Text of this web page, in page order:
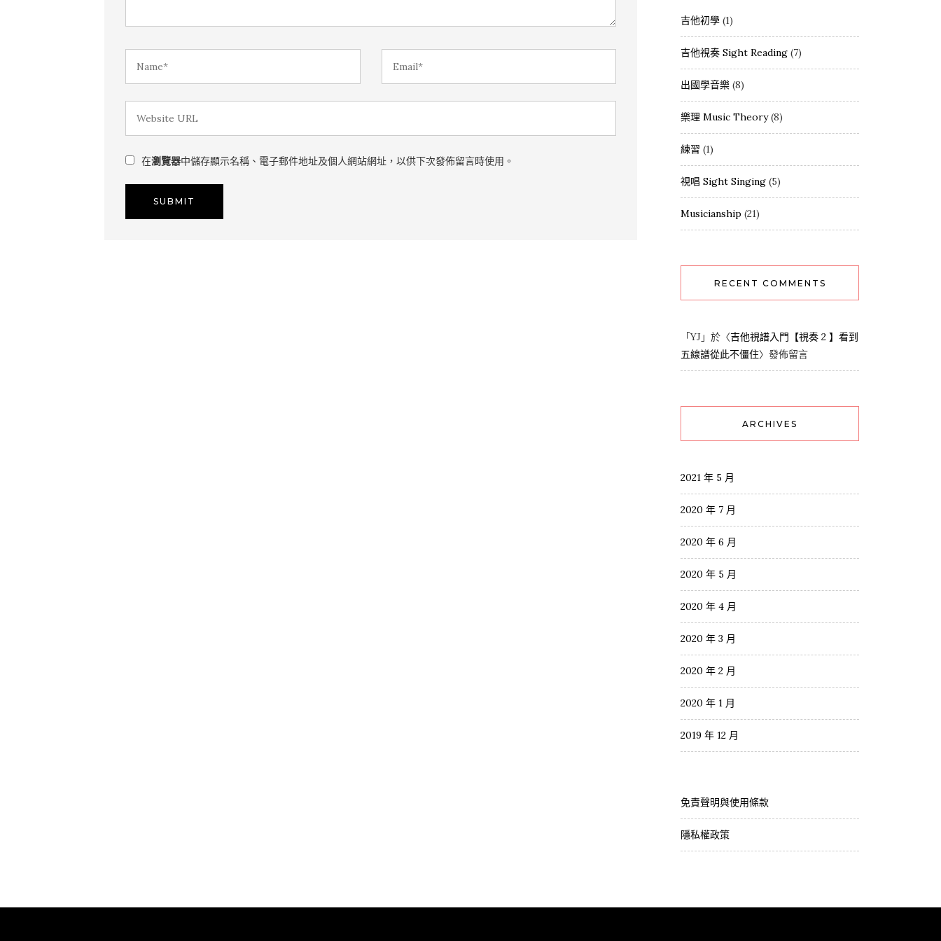
在瀏覽器中儲存顯示名稱、電子郵件地址及個人網站網址，以供下次發佈留言時使用。
吉他初學 (1)
吉他視奏 Sight Reading (7)
出國學音樂 (8)
樂理 Music Theory(8)
練習 (1)
視唱 Sight Singing (5)
Musicianship (21)
RECENT COMMENTS
「YJ 」於〈吉他視譜入門【視奏 2 】看到
五線譜從此不僵住〉發佈留言
ARCHIVES
2021 年 5 月
2020 年 7 月
2020 年 6 月
2020 年 5 月
2020 年 4 月
2020 年 3 月
2020 年 2 月
2020 年 1 月
2019 年 12 月
免責聲明與使用條款
隱私權政策